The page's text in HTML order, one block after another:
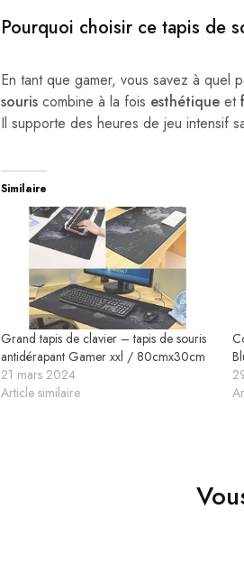
Pourquoi choisir ce tapis de
En tant que gamer, vous savez à quel
souris combine à la fois esthétique et
Il supporte des heures de jeu intensif
Similaire
Grand tapis de clavier – tapis de souris
antidérapant Gamer xxl / 80cmx30cm
21 mars 2024
Article similaire